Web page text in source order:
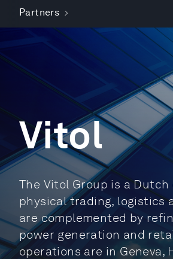
Partners
Vitol
The Vitol Group is a
physical trading, logistics
are complemented by
power generation and
operations are in Geneva,